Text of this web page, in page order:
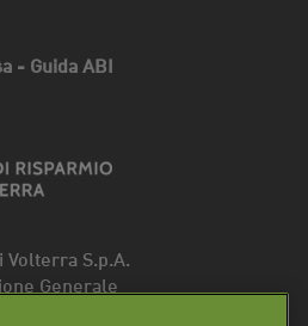
- Guida ABI
Volterra S.p.A.
Generale